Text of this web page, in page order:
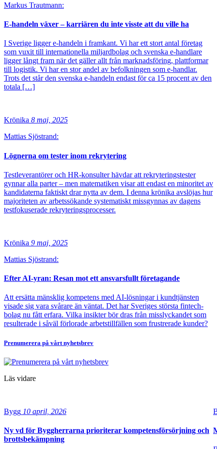
Markus Trautmann:
E-handeln växer – karriären du inte visste att du ville ha
I Sverige ligger e-handeln i framkant. Vi har ett stort antal företag
som vuxit till internationella miljardbolag och svenska e-handlare
ligger långt fram när det gäller allt från marknadsföring, plattformar
till logistik. Vi har en stor andel av befolkningen som e-handlar.
Trots det står den svenska e-handeln endast för ca 15 procent av den
totala […]
Krönika 8 maj, 2025
Mattias Sjöstrand:
Lögnerna om tester inom rekrytering
Testleverantörer och HR-konsulter hävdar att rekryteringstester
gynnar alla parter – men matematiken visar att endast en minoritet av
kandidaterna faktiskt drar nytta av dem. I denna krönika avslöjas hur
majoriteten av arbetssökande systematiskt missgynnas av dagens
testfokuserade rekryteringsprocesser.
Krönika 9 maj, 2025
Mattias Sjöstrand:
Efter AI-yran: Resan mot ett ansvarsfullt företagande
Att ersätta mänsklig kompetens med AI-lösningar i kundtjänsten
visade sig vara svårare än väntat. Det har Sveriges största fintech-
bolag nu fått erfara. Vilka insikter bör dras från misslyckandet som
resulterade i såväl förlorade arbetstillfällen som frustrerade kunder?
Prenumerera på vårt nyhetsbrev
Läs vidare
Bygg 10 april, 2026
Ny vd för Byggherrarna prioriterar kompetensförsörjning och
brottsbekämpning